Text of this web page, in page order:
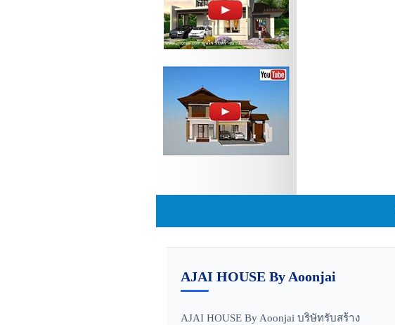
AJAI HOUSE By Aoonjai
AJAI HOUSE By Aoonjai บริษัทรับสร้าง